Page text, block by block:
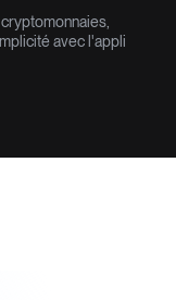
avec l'appli